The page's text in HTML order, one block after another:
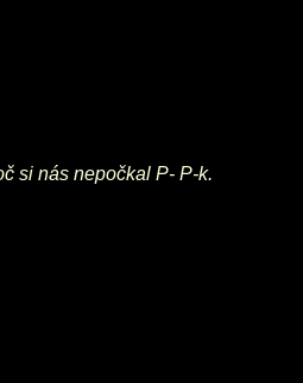
si nás nepočkal P- P-k.